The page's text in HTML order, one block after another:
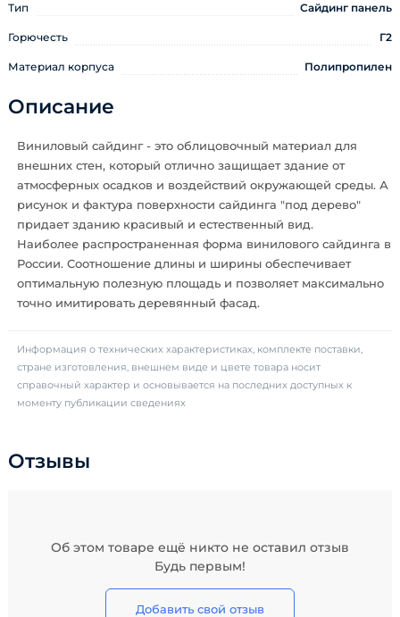
Тип Сайдинг панель
Горючесть Г2
Материал корпуса Полипропилен
Описание
Виниловый сайдинг - это облицовочный материал для
внешних стен, который отлично защищает здание от
атмосферных осадков и воздействий окружающей среды. А
рисунок и фактура поверхности сайдинга "под дерево"
придает зданию красивый и естественный вид.
Наиболее распространенная форма винилового сайдинга в
России. Соотношение длины и ширины обеспечивает
оптимальную полезную площадь и позволяет максимально
точно имитировать деревянный фасад.
Информация о технических характеристиках, комплекте поставки,
стране изготовления, внешнем виде и цвете товара носит
справочный характер и основывается на последних доступных к
моменту публикации сведениях
Отзывы
Об этом товаре ещё никто не оставил отзыв
Будь первым!
Добавить свой отзыв